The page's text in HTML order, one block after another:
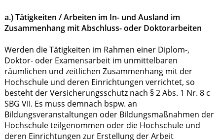
a.) Tätigkeiten / Arbeiten im In- und Ausland im
Zusammenhang mit Abschluss- oder Doktorarbeiten
Werden die Tätigkeiten im Rahmen einer Diplom-,
Doktor- oder Examensarbeit im unmittelbaren
räumlichen und zeitlichen Zusammenhang mit der
Hochschule und deren Einrichtungen verrichtet, so
besteht der Versicherungsschutz nach § 2 Abs. 1 Nr. 8 c
SBG VII. Es muss demnach bspw. an
Bildungsveranstaltungen oder Bildungsmaßnahmen der
Hochschule teilgenommen oder die Hochschule und
deren Einrichtungen zur Erstellung der Arbeit